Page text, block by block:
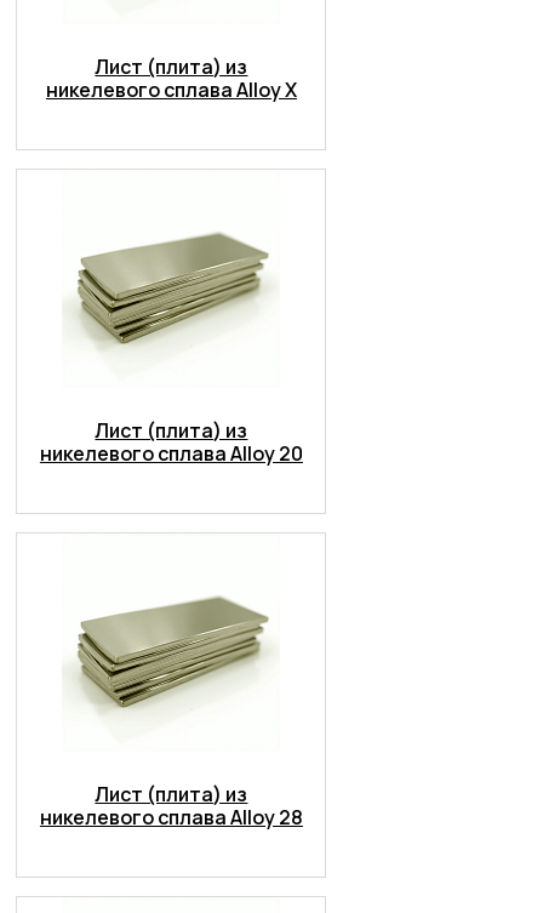
Лист (плита) из
никелевого сплава Alloy X
Лист (плита) из
никелевого сплава Alloy 20
Лист (плита) из
никелевого сплава Alloy 28